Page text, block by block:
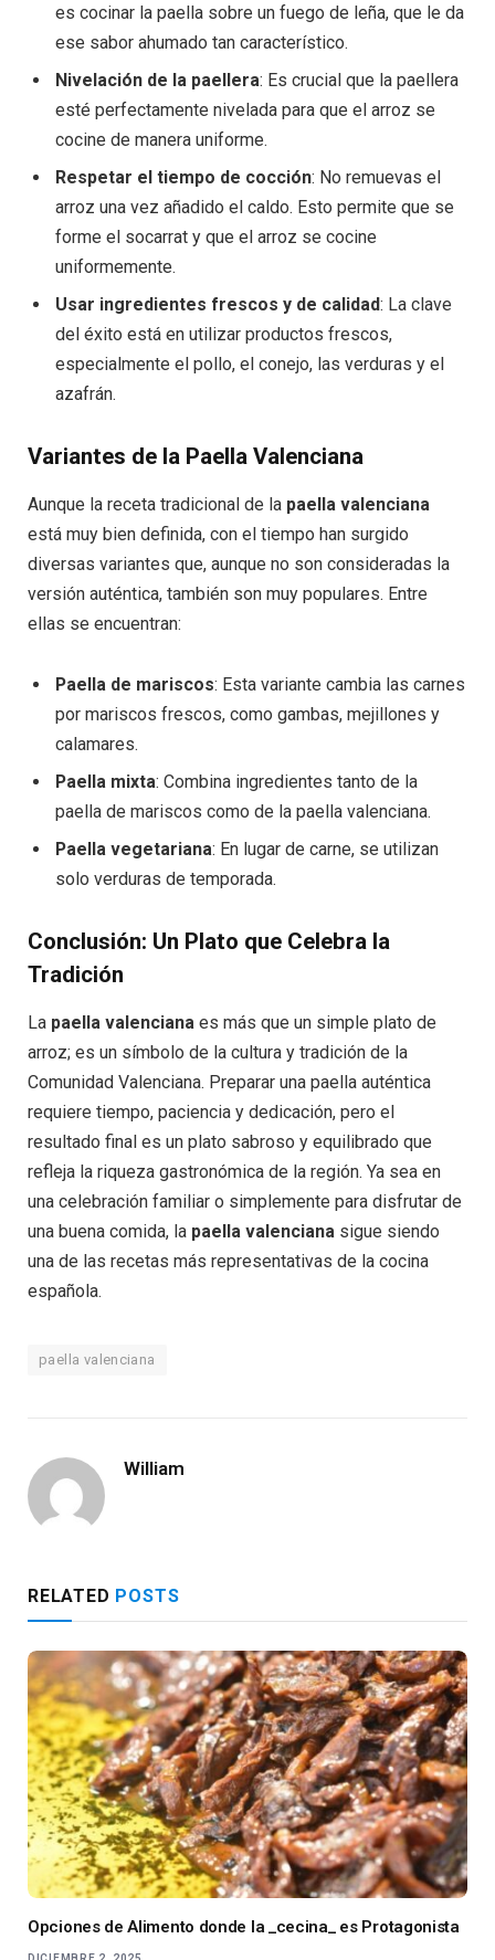
es cocinar la paella sobre un fuego de leña, que le da
ese sabor ahumado tan característico.
Nivelación de la paellera: Es crucial que la paellera
esté perfectamente nivelada para que el arroz se
cocine de manera uniforme.
Respetar el tiempo de cocción: No remuevas el
arroz una vez añadido el caldo. Esto permite que se
forme el socarrat y que el arroz se cocine
uniformemente.
Usar ingredientes frescos y de calidad: La clave
del éxito está en utilizar productos frescos,
especialmente el pollo, el conejo, las verduras y el
azafrán.
Variantes de la Paella Valenciana
Aunque la receta tradicional de la paella valenciana
está muy bien definida, con el tiempo han surgido
diversas variantes que, aunque no son consideradas la
versión auténtica, también son muy populares. Entre
ellas se encuentran:
Paella de mariscos: Esta variante cambia las carnes
por mariscos frescos, como gambas, mejillones y
calamares.
Paella mixta: Combina ingredientes tanto de la
paella de mariscos como de la paella valenciana.
Paella vegetariana: En lugar de carne, se utilizan
solo verduras de temporada.
Conclusión: Un Plato que Celebra la
Tradición
La paella valenciana es más que un simple plato de
arroz; es un símbolo de la cultura y tradición de la
Comunidad Valenciana. Preparar una paella auténtica
requiere tiempo, paciencia y dedicación, pero el
resultado final es un plato sabroso y equilibrado que
refleja la riqueza gastronómica de la región. Ya sea en
una celebración familiar o simplemente para disfrutar de
una buena comida, la paella valenciana sigue siendo
una de las recetas más representativas de la cocina
española.
paella valenciana
William
RELATED POSTS
Opciones de Alimento donde la _cecina_ es Protagonista